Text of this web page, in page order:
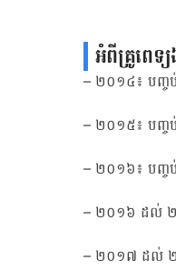
អំពី​គ្រូពេទ្
– ២០១៤៖ បញ្ចប់
– ២០១៥៖ បញ្ច
– ២០១៦៖ បញ្ចប់
– ២០១៦ ដល់ ២០
– ២០១៧ ដល់ ២០